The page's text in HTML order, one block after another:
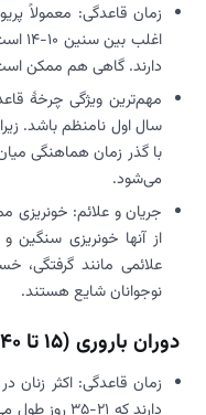
زمان قاعدگی: معمولاً
دارند. گاهی هم ممکن
مهم‌ترین ویژگی چرخۀ
سال اول نامنظم باشد.
با گذر زمان هماهنگی
می‌شود.
جریان و علائم:
از آنها خونریزی سنگین
علائمی مانند گرفتگی،
نوجوانان شایع هستند.
دوران باروری (15 تا 40 سالگی)